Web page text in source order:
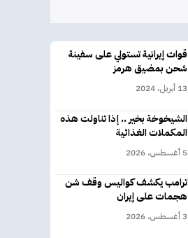
قوات إيرانية تستولي على سفينة
شحن بمضيق هرمز
13 أبريل، 2024
الشيخوخة بخير .. إذا تناولت هذه
المكملات الغذائية
5 أغسطس، 2026
ترامب يكشف كواليس وقف شن
هجمات على إيران
3 أغسطس، 2026